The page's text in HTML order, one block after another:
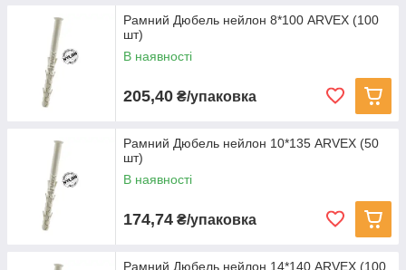
Рамний Дюбель нейлон 8*100 ARVEX (100
шт)
В наявності
205,40 ₴/упаковка
Рамний Дюбель нейлон 10*135 ARVEX (50
шт)
В наявності
174,74 ₴/упаковка
Рамний Дюбель нейлон 14*140 ARVEX (100